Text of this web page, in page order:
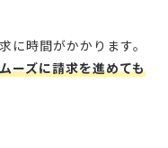
に時間がかかります。
ーズに請求を進めても